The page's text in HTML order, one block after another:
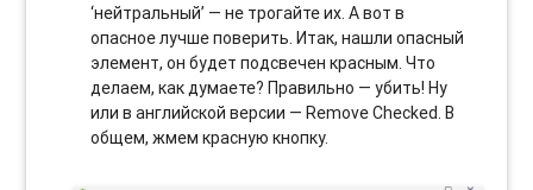
‘нейтральный’ — не трогайте их. А вот в
опасное лучше поверить. Итак, нашли опасный
элемент, он будет подсвечен красным. Что
делаем, как думаете? Правильно — убить! Ну
или в английской версии — Remove Checked. В
общем, жмем красную кнопку.